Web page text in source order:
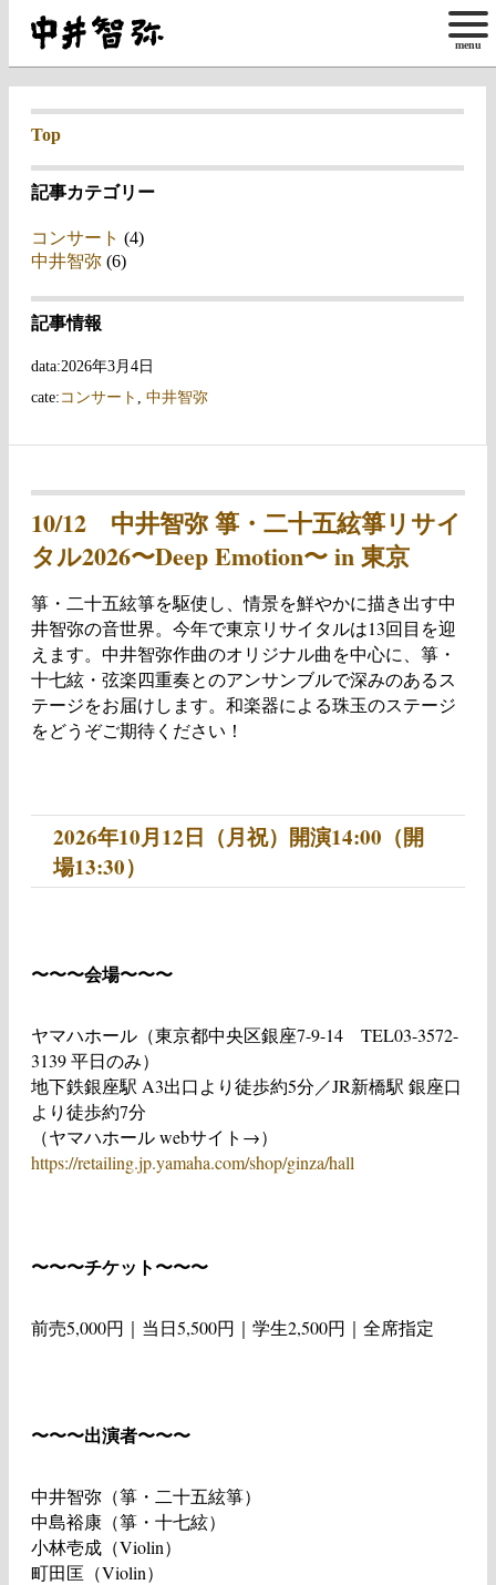
Top
記事カテゴリー
コンサート (4)
中井智弥 (6)
記事情報
data:2026年3月4日
cate: コンサート , 中井智弥
10/12 中井智弥 箏・二十五絃箏リサイ
タル2026〜Deep Emotion〜 in 東京
箏・二十五絃箏を駆使し、情景を鮮やかに描き出す中
井智弥の音世界。今年で東京リサイタルは13回目を迎
えます。中井智弥作曲のオリジナル曲を中心に、箏・
十七絃・弦楽四重奏とのアンサンブルで深みのあるス
テージをお届けします。和楽器による珠玉のステージ
をどうぞご期待ください！
2026年10月12日（月祝）開演14:00（開
場13:30）
〜〜〜会場〜〜〜
ヤマハホール（東京都中央区銀座7-9-14 TEL03-3572-
3139 平日のみ）
地下鉄銀座駅 A3出口より徒歩約5分／JR新橋駅 銀座口
より徒歩約7分
（ヤマハホール webサイト→）
https://retailing.jp.yamaha.com/shop/ginza/hall
〜〜〜チケット〜〜〜
前売5,000円｜当日5,500円｜学生2,500円｜全席指定
〜〜〜出演者〜〜〜
中井智弥（箏・二十五絃箏）
中島裕康（箏・十七絃）
小林壱成（Violin）
町田匡（Violin）